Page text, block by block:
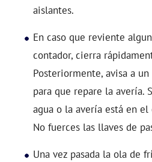
aislantes.
En caso que reviente
contador, cierra
Posteriormente, avisa a
para que repare la avería.
agua o la avería está en el
No fuerces las llaves de
Una vez pasada la ola de